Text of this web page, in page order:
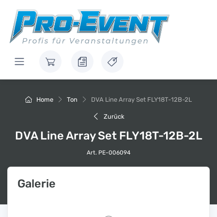
Home Ton DVA Line Array Set FLY18T-12B-2L
Zurück
DVA Line Array Set FLY18T-12B-2L
Art. PE-006094
Galerie